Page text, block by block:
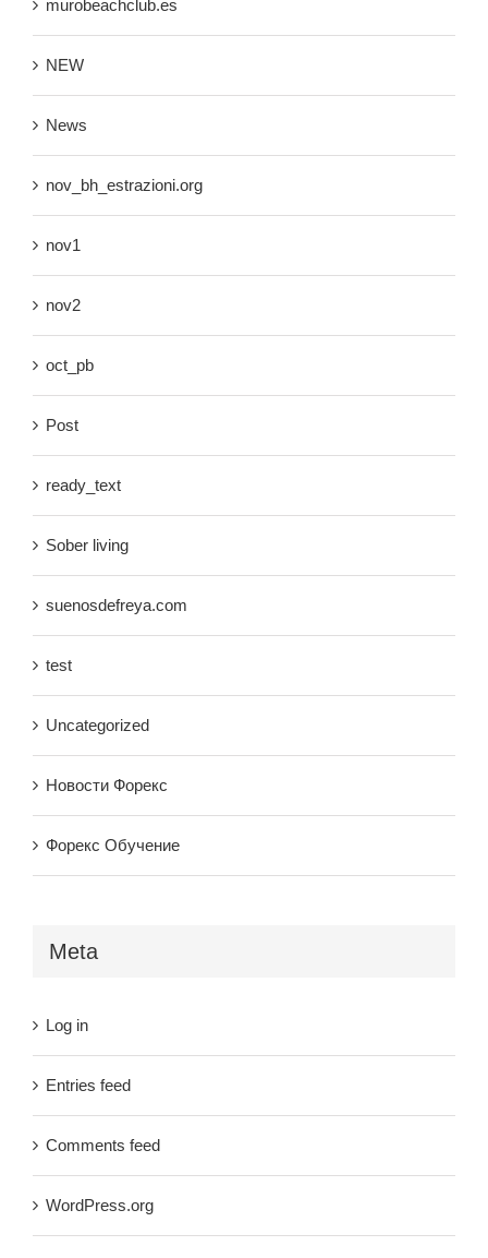
murobeachclub.es
NEW
News
nov_bh_estrazioni.org
nov1
nov2
oct_pb
Post
ready_text
Sober living
suenosdefreya.com
test
Uncategorized
Новости Форекс
Форекс Обучение
Meta
Log in
Entries feed
Comments feed
WordPress.org